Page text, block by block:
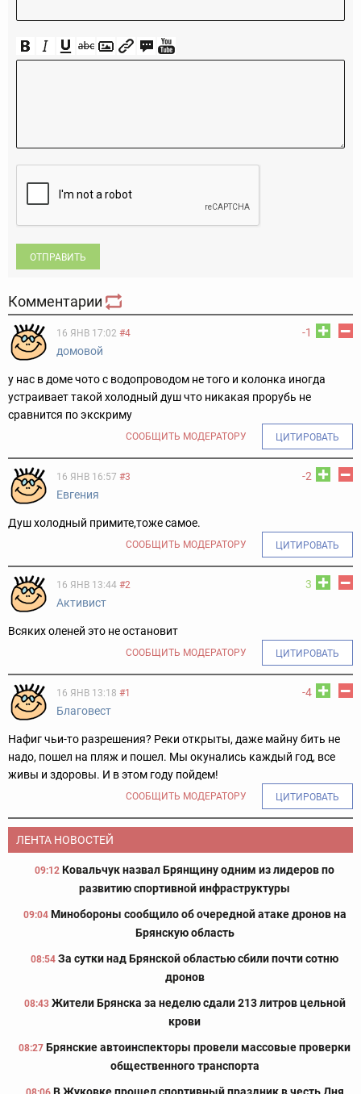
ОТПРАВИТЬ
Комментарии
-1
16 ЯНВ 17:02 #4
домовой
у нас в доме чото с водопроводом не того и колонка иногда
устраивает такой холодный душ что никакая прорубь не
сравнится по экскриму
СООБЩИТЬ МОДЕРАТОРУ ЦИТИРОВАТЬ
-2
16 ЯНВ 16:57 #3
Евгения
Душ холодный примите,тоже самое.
СООБЩИТЬ МОДЕРАТОРУ ЦИТИРОВАТЬ
3
16 ЯНВ 13:44 #2
Активист
Всяких оленей это не остановит
СООБЩИТЬ МОДЕРАТОРУ ЦИТИРОВАТЬ
-4
16 ЯНВ 13:18 #1
Благовест
Нафиг чьи-то разрешения? Реки открыты, даже майну бить не
надо, пошел на пляж и пошел. Мы окунались каждый год, все
живы и здоровы. И в этом году пойдем!
СООБЩИТЬ МОДЕРАТОРУ ЦИТИРОВАТЬ
ЛЕНТА НОВОСТЕЙ
09:12 Ковальчук назвал Брянщину одним из лидеров по
развитию спортивной инфраструктуры
09:04 Минобороны сообщило об очередной атаке дронов на
Брянскую область
08:54 За сутки над Брянской областью сбили почти сотню
дронов
08:43 Жители Брянска за неделю сдали 213 литров цельной
крови
08:27 Брянские автоинспекторы провели массовые проверки
общественного транспорта